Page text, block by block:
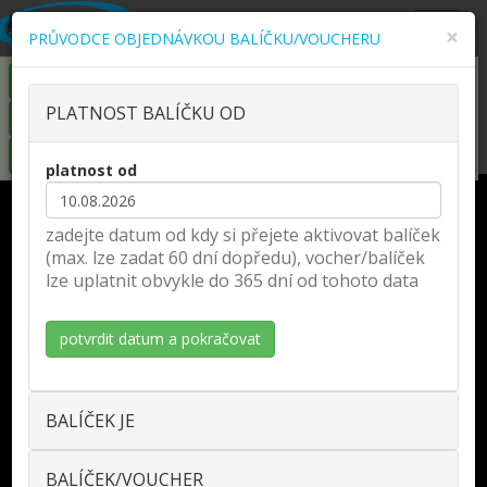
KOUPIT COOL MINI/MAXI ONLINE
KOUPIT ČLENSTVÍ ONLINE
DNES OTEVŘENO:
fitness 8:00 - 22:00
wellness 11:00 - 21:00
Husova třída 1373/13,
České Budějovice
KONTAKTY:
TEL.: volejte ZDARMA
PRO NÁVŠTĚVNÍKY:
×
PRŮVODCE OBJEDNÁVKOU BALÍČKU/VOUCHERU
PLATNOST BALÍČKU OD
platnost od
zadejte datum od kdy si přejete aktivovat balíček
(max. lze zadat 60 dní dopředu), vocher/balíček
lze uplatnit obvykle do 365 dní od tohoto data
BALÍČEK JE
BALÍČEK/VOUCHER